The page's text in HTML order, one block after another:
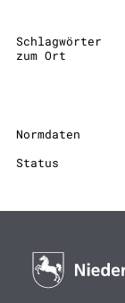
Schlagwörter
zum Ort
Normdaten
Status